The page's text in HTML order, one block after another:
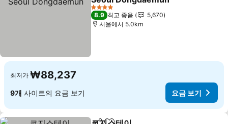
요금 보기
4 성급
8.9 최고 좋음
5,670
서울에서 5.0km
최저가 ₩88,237
9개 사이트의 요금 보기 요금 보기